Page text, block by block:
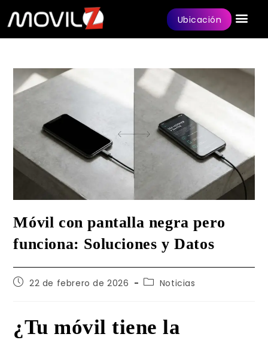
Ubicación
Móvil con pantalla negra pero
funciona: Soluciones y Datos
22 de febrero de 2026 Noticias
¿Tu móvil tiene la